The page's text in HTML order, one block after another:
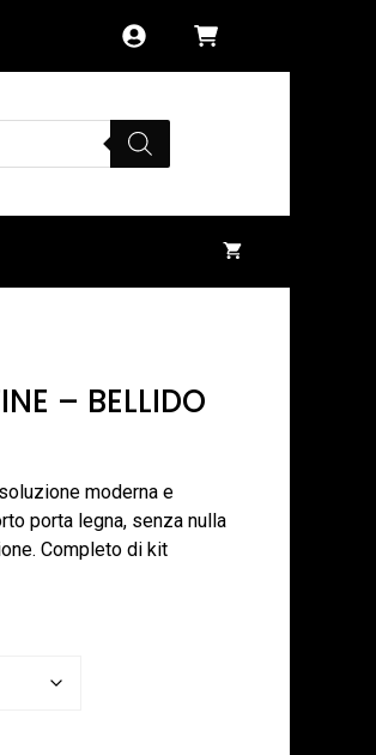
– BELLIDO
moderna e
porta legna, senza nulla
Completo di kit